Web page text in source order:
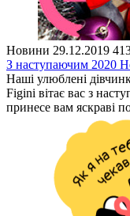
Новини 29.12.2019
З наступаючим 2020
Наші улюблені
Figini вітає вас з
принесе вам яскраві